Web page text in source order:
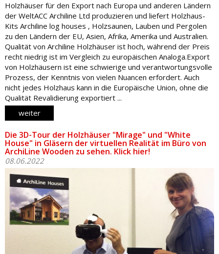
Holzhäuser für den Export nach Europa und anderen Ländern
der WeltACC Archiline Ltd produzieren und liefert Holzhaus-
Kits Archiline log houses , Holzsaunen, Lauben und Pergolen
zu den Ländern der EU, Asien, Afrika, Amerika und Australien.
Qualität von Archiline Holzhäuser ist hoch, während der Preis
recht niedrig ist im Vergleich zu europäischen Analoga.Export
von Holzhäusern ist eine schwierige und verantwortungsvolle
Prozess, der Kenntnis von vielen Nuancen erfordert. Auch
nicht jedes Holzhaus kann in die Europäische Union, ohne die
Qualität Revalidierung exportiert ...
weiter
Die 3D-Tour der Holzhäuser "Mirage" und "White
House" in Gläsern der virtuellen Realität im Büro von
ArchiLine Wooden zu sehen. Klick hier!
08.06.2022